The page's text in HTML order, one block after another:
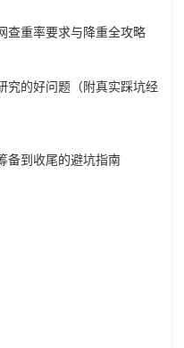
查重率要求与降重全攻略
究的好问题（附真实踩坑经
备到收尾的避坑指南